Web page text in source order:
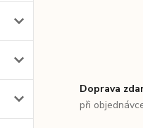
Doprava
při